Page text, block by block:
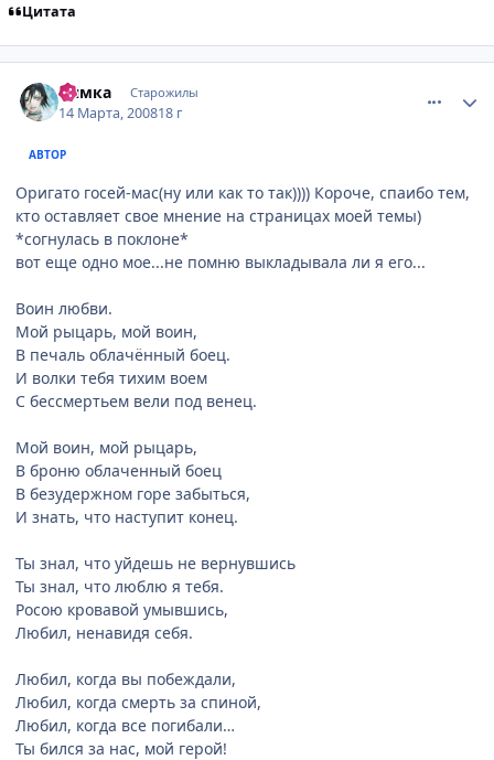
Цитата
Нямка Старожилы
14 Марта, 200818 г
АВТОР
Оригато госей-мас(ну или как то так)))) Короче, спаибо тем,
кто оставляет свое мнение на страницах моей темы)
*согнулась в поклоне*
вот еще одно мое...не помню выкладывала ли я его...
Bоин любви.
Мой рыцарь, мой воин,
В печаль облачённый боец.
И волки тебя тихим воем
С бессмертьем вели под венец.
Мой воин, мой рыцарь,
В броню облаченный боец
В безудержном горе забыться,
И знать, что наступит конец.
Ты знал, что уйдешь не вернувшись
Ты знал, что люблю я тебя.
Росою кровавой умывшись,
Любил, ненавидя себя.
Любил, когда вы побеждали,
Любил, когда смерть за спиной,
Любил, когда все погибали…
Ты бился за нас, мой герой!